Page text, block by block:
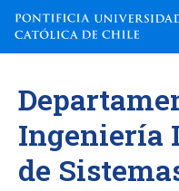
contenido
Ingeniería
de